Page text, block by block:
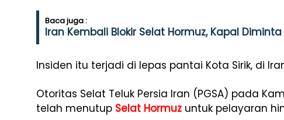
Baca juga :
Iran Kembali Blokir Selat Hormuz, Kapal
Insiden itu terjadi di lepas pantai Kota Sirik, di
Otoritas Selat Teluk Persia Iran (PGSA) pada
telah menutup Selat Hormuz untuk pelayaran